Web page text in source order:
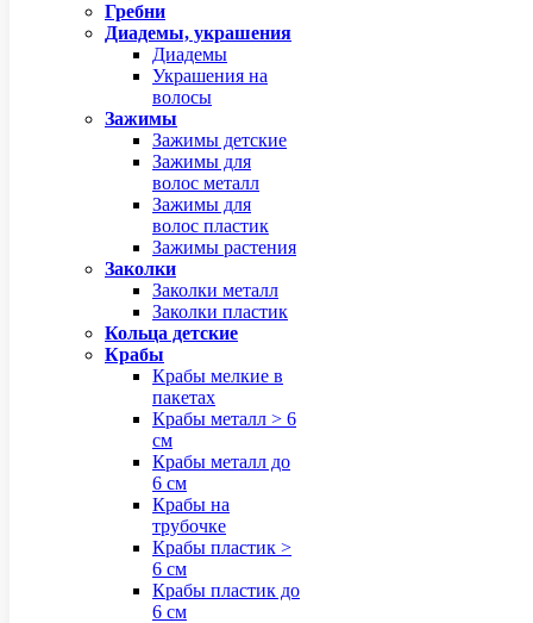
Гребни
Диадемы, украшения
Диадемы
Украшения на
волосы
Зажимы
Зажимы детские
Зажимы для
волос металл
Зажимы для
волос пластик
Зажимы растения
Заколки
Заколки металл
Заколки пластик
Кольца детские
Крабы
Крабы мелкие в
пакетах
Крабы металл > 6
см
Крабы металл до
6 см
Крабы на
трубочке
Крабы пластик >
6 см
Крабы пластик до
6 см